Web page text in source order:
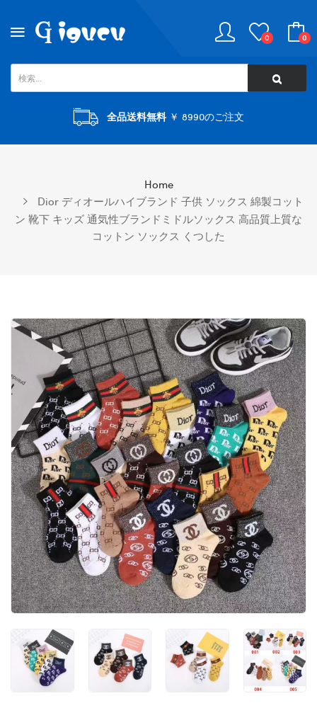
0 0
全品送料無料￥ 8990のご注文
Home
Dior ディオールハイブランド 子供 ソックス 綿製コット
ン 靴下 キッズ 通気性ブランドミドルソックス 高品質上質な
コットン ソックス くつした